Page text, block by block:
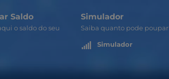
Saldo
o saldo do seu
Simulador
Saiba quanto pode poupar
 Simulador